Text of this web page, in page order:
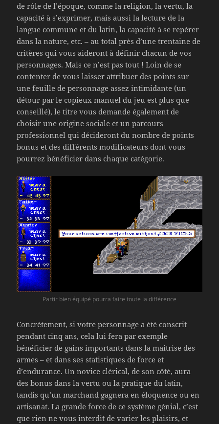
de rôle de l’époque, comme la religion, la vertu, la
capacité à s’exprimer, mais aussi la lecture de la
langue commune et du latin, la capacité à se repérer
dans la nature, etc. – au total près d’une trentaine de
critères qui vous aideront à définir chacun de vos
personnages. Mais ce n’est pas tout ! Loin de se
contenter de vous laisser attribuer des points sur
une feuille de personnage assez intimidante (un
détour par le copieux manuel du jeu est plus que
conseillé), le titre vous demande également de
choisir une origine sociale et un parcours
professionnel qui décideront du nombre de points
bonus et des différents modificateurs dont vous
pourrez bénéficier dans chaque catégorie.
Partir bien équipé pourra faire toute la différence
Concrètement, si votre personnage a été conscrit
pendant cinq ans, cela lui fera par exemple
bénéficier de gains importants dans la maîtrise des
armes – et dans ses statistiques de force et
d’endurance. Un novice clérical, de son côté, aura
des bonus dans la vertu ou la pratique du latin,
tandis qu’un marchand gagnera en éloquence ou en
artisanat. La grande force de ce système génial, c’est
que rien ne vous interdit de varier les plaisirs, et